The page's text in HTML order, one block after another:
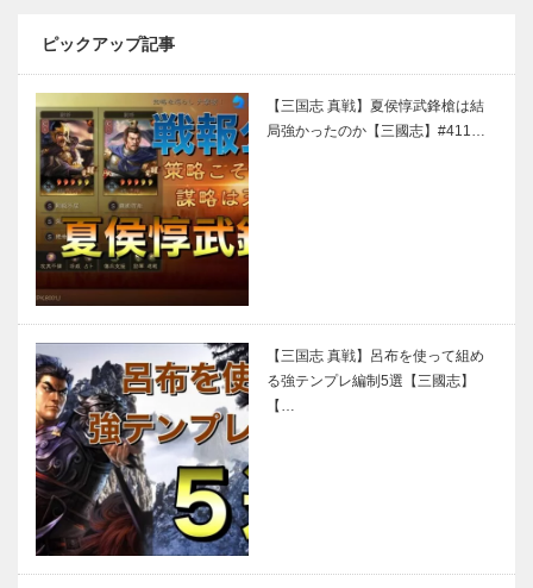
ピックアップ記事
【三国志 真戦】夏侯惇武鋒槍は結
局強かったのか【三國志】#411…
【三国志 真戦】呂布を使って組め
る強テンプレ編制5選【三國志】
【…